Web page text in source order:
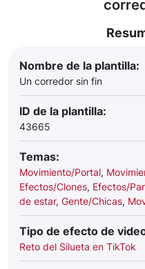
Nombre de la plantilla:
Un corredor sin fin
ID de la plantilla:
43665
Temas:
Movimiento/Portal,
Efectos/Clones, Efectos/
de estar, Gente/Chicas,
Tipo de efecto de
Reto del Silueta en TikTok